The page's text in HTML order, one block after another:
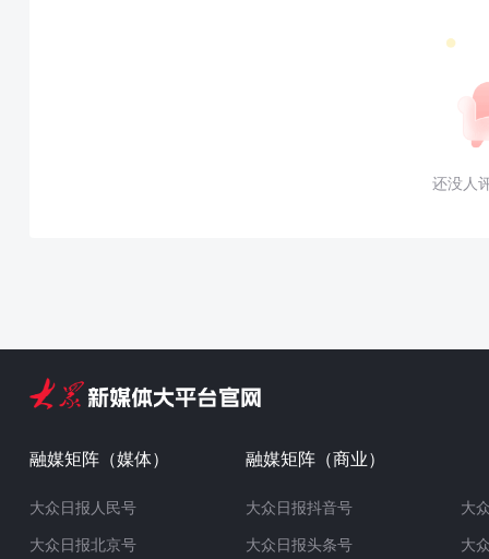
还没人
融媒矩阵（媒体）
大众日报人民号
大众日报北京号
融媒矩阵（商业）
大众日报抖音号
大众日报头条号
大
大